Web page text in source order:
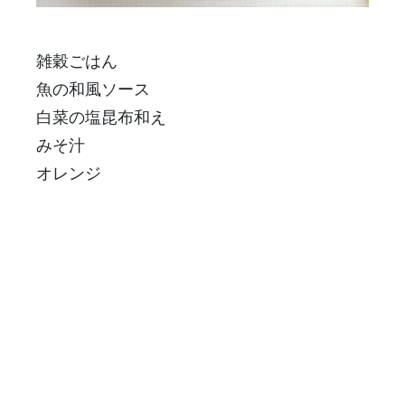
雑穀ごはん
魚の和風ソース
白菜の塩昆布和え
みそ汁
オレンジ